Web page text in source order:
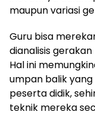
maupun variasi
Guru bisa
dianalisis
Hal ini
umpan balik
peserta didik,
teknik mereka